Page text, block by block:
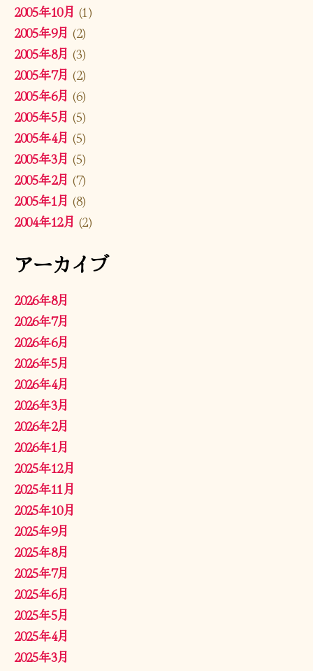
2005年10月 (1)
2005年9月 (2)
2005年8月 (3)
2005年7月 (2)
2005年6月 (6)
2005年5月 (5)
2005年4月 (5)
2005年3月 (5)
2005年2月 (7)
2005年1月 (8)
2004年12月 (2)
アーカイブ
2026年8月
2026年7月
2026年6月
2026年5月
2026年4月
2026年3月
2026年2月
2026年1月
2025年12月
2025年11月
2025年10月
2025年9月
2025年8月
2025年7月
2025年6月
2025年5月
2025年4月
2025年3月